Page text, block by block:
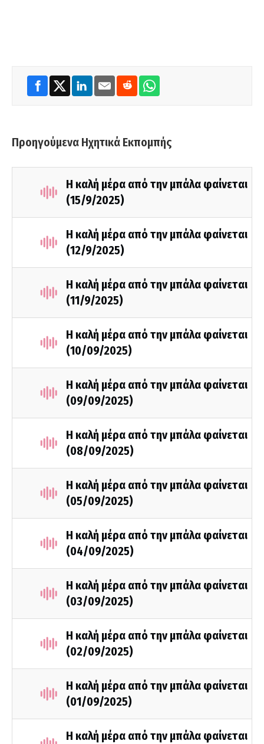
Προηγούμενα Ηχητικά Εκπομπής
Η καλή μέρα από την μπάλα φαίνεται
(15/9/2025)
Η καλή μέρα από την μπάλα φαίνεται
(12/9/2025)
Η καλή μέρα από την μπάλα φαίνεται
(11/9/2025)
Η καλή μέρα από την μπάλα φαίνεται
(10/09/2025)
Η καλή μέρα από την μπάλα φαίνεται
(09/09/2025)
Η καλή μέρα από την μπάλα φαίνεται
(08/09/2025)
Η καλή μέρα από την μπάλα φαίνεται
(05/09/2025)
Η καλή μέρα από την μπάλα φαίνεται
(04/09/2025)
Η καλή μέρα από την μπάλα φαίνεται
(03/09/2025)
Η καλή μέρα από την μπάλα φαίνεται
(02/09/2025)
Η καλή μέρα από την μπάλα φαίνεται
(01/09/2025)
Η καλή μέρα από την μπάλα φαίνεται